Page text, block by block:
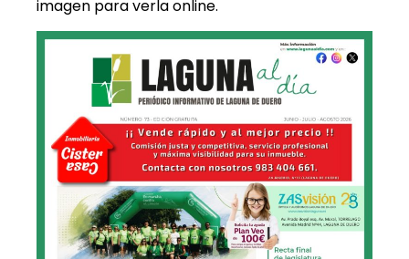
imagen para verla online.